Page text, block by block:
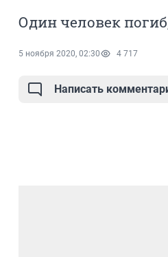
Один человек
5 ноября 2020, 02:30 4 717
Написать